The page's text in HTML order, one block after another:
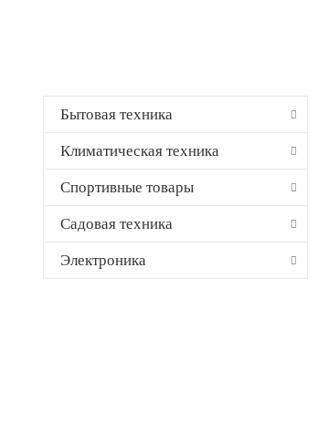
Бытовая техника
Климатическая техника
Спортивные товары
Садовая техника
Электроника